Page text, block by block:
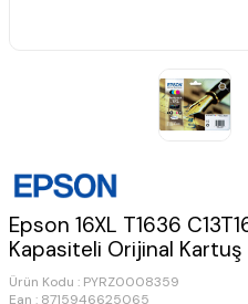
Epson 16XL T1636
Kapasiteli Orijinal Kartuş
Ürün Kodu : PYRZ0008359
Ean : 8715946625065